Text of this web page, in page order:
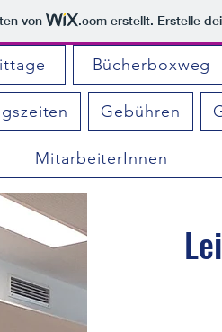
von .com erstellt. Erstelle
Bücherboxweg
Gebühren
MitarbeiterInnen